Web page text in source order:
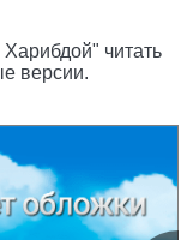
читать
версии.